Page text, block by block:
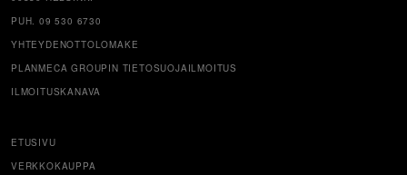
PUH. 09 530 6730
YHTEYDENOTTOLOMAKE
PLANMECA GROUPIN TIETOSUOJAILMOITUS
ILMOITUSKANAVA
ETUSIVU
VERKKOKAUPPA